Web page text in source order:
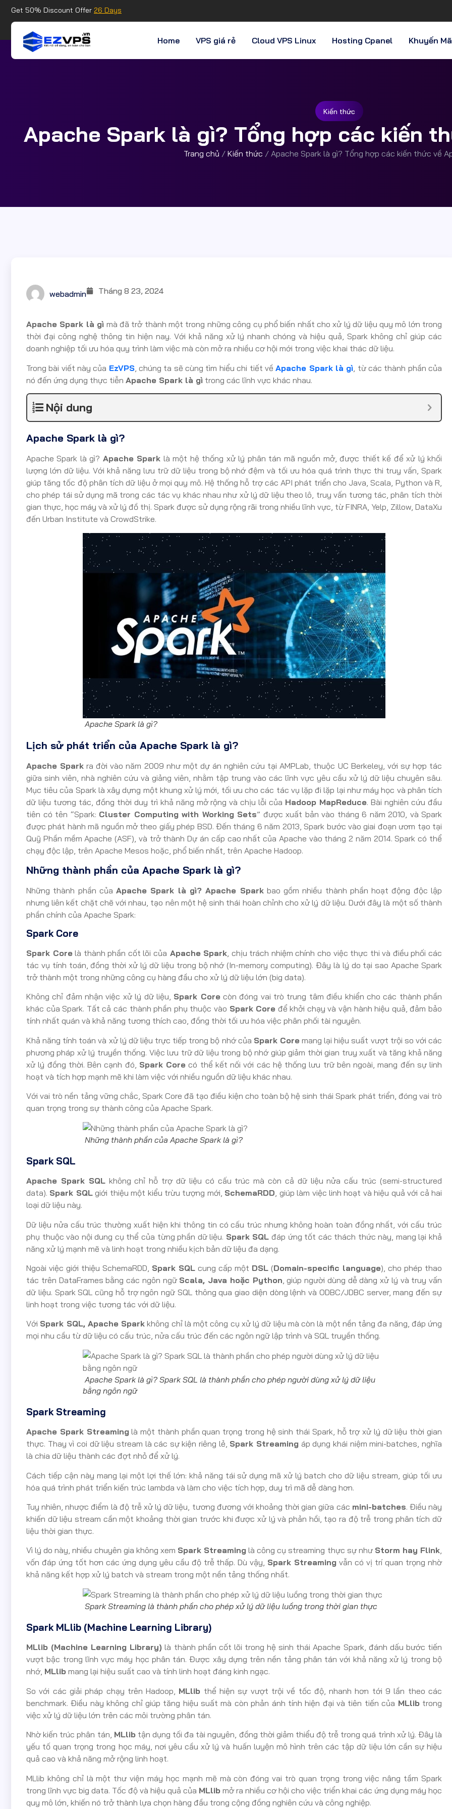
Get 50% Discount Offer 26 Days
Home VPS giá rẻ Cloud VPS Linux Hosting Cpanel Khuyến
Kiến thức
Apache Spark là gì? Tổng hợp các kiến
Trang chủ / Kiến thức / Apache Spark là gì? Tổng hợp các kiến thức về
webadmin Tháng 8 23, 2024
Apache Spark là gì mà đã trở thành một trong những công cụ phổ biến nhất cho xử lý dữ liệu quy mô lớn trong
thời đại công nghệ thông tin hiện nay. Với khả năng xử lý nhanh chóng và hiệu quả, Spark không chỉ giúp các
doanh nghiệp tối ưu hóa quy trình làm việc mà còn mở ra nhiều cơ hội mới trong việc khai thác dữ liệu.
Trong bài viết này của EzVPS, chúng ta sẽ cùng tìm hiểu chi tiết vềApache Spark là gì , từ các thành phần của
nó đến ứng dụng thực tiễn Apache Spark là gì trong các lĩnh vực khác nhau.
Nội dung
Apache Spark là gì?
Apache Spark là gì? Apache Spark là một hệ thống xử lý phân tán mã nguồn mở, được thiết kế để xử lý khối
lượng lớn dữ liệu. Với khả năng lưu trữ dữ liệu trong bộ nhớ đệm và tối ưu hóa quá trình thực thi truy vấn, Spark
giúp tăng tốc độ phân tích dữ liệu ở mọi quy mô. Hệ thống hỗ trợ các API phát triển cho Java, Scala, Python và R,
cho phép tái sử dụng mã trong các tác vụ khác nhau như xử lý dữ liệu theo lô, truy vấn tương tác, phân tích thời
gian thực, học máy và xử lý đồ thị. Spark được sử dụng rộng rãi trong nhiều lĩnh vực, từ FINRA, Yelp, Zillow, DataXu
đến Urban Institute và CrowdStrike.
Apache Spark là gì?
Lịch sử phát triển của Apache Spark là gì?
Apache Spark ra đời vào năm 2009 như một dự án nghiên cứu tại AMPLab, thuộc UC Berkeley, với sự hợp tác
giữa sinh viên, nhà nghiên cứu và giảng viên, nhằm tập trung vào các lĩnh vực yêu cầu xử lý dữ liệu chuyên sâu.
Mục tiêu của Spark là xây dựng một khung xử lý mới, tối ưu cho các tác vụ lặp đi lặp lại như máy học và phân tích
dữ liệu tương tác, đồng thời duy trì khả năng mở rộng và chịu lỗi của Hadoop MapReduce. Bài nghiên cứu đầu
tiên có tên “Spark: Cluster Computing with Working Sets” được xuất bản vào tháng 6 năm 2010, và Spark
được phát hành mã nguồn mở theo giấy phép BSD. Đến tháng 6 năm 2013, Spark bước vào giai đoạn ươm tạo tại
Quỹ Phần mềm Apache (ASF), và trở thành Dự án cấp cao nhất của Apache vào tháng 2 năm 2014. Spark có thể
chạy độc lập, trên Apache Mesos hoặc, phổ biến nhất, trên Apache Hadoop.
Những thành phần của Apache Spark là gì?
Những thành phần củaApache Spark là gì? Apache Sparkbao gồm nhiều thành phần hoạt động độc lập
nhưng liên kết chặt chẽ với nhau, tạo nên một hệ sinh thái hoàn chỉnh cho xử lý dữ liệu. Dưới đây là một số thành
phần chính của Apache Spark:
Spark Core
Spark Corelà thành phần cốt lõi của Apache Spark , chịu trách nhiệm chính cho việc thực thi và điều phối các
tác vụ tính toán, đồng thời xử lý dữ liệu trong bộ nhớ (In-memory computing). Đây là lý do tại sao Apache Spark
trở thành một trong những công cụ hàng đầu cho xử lý dữ liệu lớn (big data).
Không chỉ đảm nhận việc xử lý dữ liệu, Spark Corecòn đóng vai trò trung tâm điều khiển cho các thành phần
khác của Spark. Tất cả các thành phần phụ thuộc vào Spark Core để khởi chạy và vận hành hiệu quả, đảm bảo
tính nhất quán và khả năng tương thích cao, đồng thời tối ưu hóa việc phân phối tài nguyên.
Khả năng tính toán và xử lý dữ liệu trực tiếp trong bộ nhớ của Spark Coremang lại hiệu suất vượt trội so với các
phương pháp xử lý truyền thống. Việc lưu trữ dữ liệu trong bộ nhớ giúp giảm thời gian truy xuất và tăng khả năng
xử lý đồng thời. Bên cạnh đó, Spark Core có thể kết nối với các hệ thống lưu trữ bên ngoài, mang đến sự linh
hoạt và tích hợp mạnh mẽ khi làm việc với nhiều nguồn dữ liệu khác nhau.
Với vai trò nền tảng vững chắc, Spark Core đã tạo điều kiện cho toàn bộ hệ sinh thái Spark phát triển, đóng vai trò
quan trọng trong sự thành công của Apache Spark.
Những thành phần của Apache Spark là gì?
Spark SQL
Apache Spark SQLkhông chỉ hỗ trợ dữ liệu có cấu trúc mà còn cả dữ liệu nửa cấu trúc (semi-structured
data). Spark SQLgiới thiệu một kiểu trừu tượng mới, SchemaRDD, giúp làm việc linh hoạt và hiệu quả với cả hai
loại dữ liệu này.
Dữ liệu nửa cấu trúc thường xuất hiện khi thông tin có cấu trúc nhưng không hoàn toàn đồng nhất, với cấu trúc
phụ thuộc vào nội dung cụ thể của từng phần dữ liệu. Spark SQL đáp ứng tốt các thách thức này, mang lại khả
năng xử lý mạnh mẽ và linh hoạt trong nhiều kịch bản dữ liệu đa dạng.
Ngoài việc giới thiệu SchemaRDD, Spark SQL cung cấp một DSL (Domain-specific language), cho phép thao
tác trên DataFrames bằng các ngôn ngữ Scala, Java hoặc Python , giúp người dùng dễ dàng xử lý và truy vấn
dữ liệu. Spark SQL cũng hỗ trợ ngôn ngữ SQL thông qua giao diện dòng lệnh và ODBC/JDBC server, mang đến sự
linh hoạt trong việc tương tác với dữ liệu.
Với Spark SQL, Apache Spark không chỉ là một công cụ xử lý dữ liệu mà còn là một nền tảng đa năng, đáp ứng
mọi nhu cầu từ dữ liệu có cấu trúc, nửa cấu trúc đến các ngôn ngữ lập trình và SQL truyền thống.
Apache Spark là gì? Spark SQL là thành phần cho phép người dùng xử lý dữ liệu
bằng ngôn ngữ
Spark Streaming
Apache Spark Streaminglà một thành phần quan trọng trong hệ sinh thái Spark, hỗ trợ xử lý dữ liệu thời gian
thực. Thay vì coi dữ liệu stream là các sự kiện riêng lẻ, Spark Streaming áp dụng khái niệm mini-batches, nghĩa
là chia dữ liệu thành các đợt nhỏ để xử lý.
Cách tiếp cận này mang lại một lợi thế lớn: khả năng tái sử dụng mã xử lý batch cho dữ liệu stream, giúp tối ưu
hóa quá trình phát triển kiến trúc lambda và làm cho việc tích hợp, duy trì mã dễ dàng hơn.
Tuy nhiên, nhược điểm là độ trễ xử lý dữ liệu, tương đương với khoảng thời gian giữa các mini-batches. Điều này
khiến dữ liệu stream cần một khoảng thời gian trước khi được xử lý và phản hồi, tạo ra độ trễ trong phân tích dữ
liệu thời gian thực.
Vì lý do này, nhiều chuyên gia không xem Spark Streaming là công cụ streaming thực sự như Storm hay Flink,
vốn đáp ứng tốt hơn các ứng dụng yêu cầu độ trễ thấp. Dù vậy, Spark Streaming vẫn có vị trí quan trọng nhờ
khả năng kết hợp xử lý batch và stream trong một nền tảng thống nhất.
Spark Streaming là thành phần cho phép xử lý dữ liệu luồng trong thời gian thực
Spark MLlib (Machine Learning Library)
MLlib (Machine Learning Library) là thành phần cốt lõi trong hệ sinh thái Apache Spark, đánh dấu bước tiến
vượt bậc trong lĩnh vực máy học phân tán. Được xây dựng trên nền tảng phân tán với khả năng xử lý trong bộ
nhớ, MLlib mang lại hiệu suất cao và tính linh hoạt đáng kinh ngạc.
So với các giải pháp chạy trên Hadoop, MLlib thể hiện sự vượt trội về tốc độ, nhanh hơn tới 9 lần theo các
benchmark. Điều này không chỉ giúp tăng hiệu suất mà còn phản ánh tính hiện đại và tiên tiến của MLlibtrong
việc xử lý dữ liệu lớn trên các môi trường phân tán.
Nhờ kiến trúc phân tán, MLlibtận dụng tối đa tài nguyên, đồng thời giảm thiểu độ trễ trong quá trình xử lý. Đây là
yếu tố quan trọng trong học máy, nơi yêu cầu xử lý và huấn luyện mô hình trên các tập dữ liệu lớn cần sự hiệu
quả cao và khả năng mở rộng linh hoạt.
MLlib không chỉ là một thư viện máy học mạnh mẽ mà còn đóng vai trò quan trọng trong việc nâng tầm Spark
trong lĩnh vực big data. Tốc độ và hiệu quả của MLlib mở ra nhiều cơ hội cho việc triển khai các ứng dụng máy học
quy mô lớn, khiến nó trở thành lựa chọn hàng đầu trong cộng đồng nghiên cứu và công nghiệp.